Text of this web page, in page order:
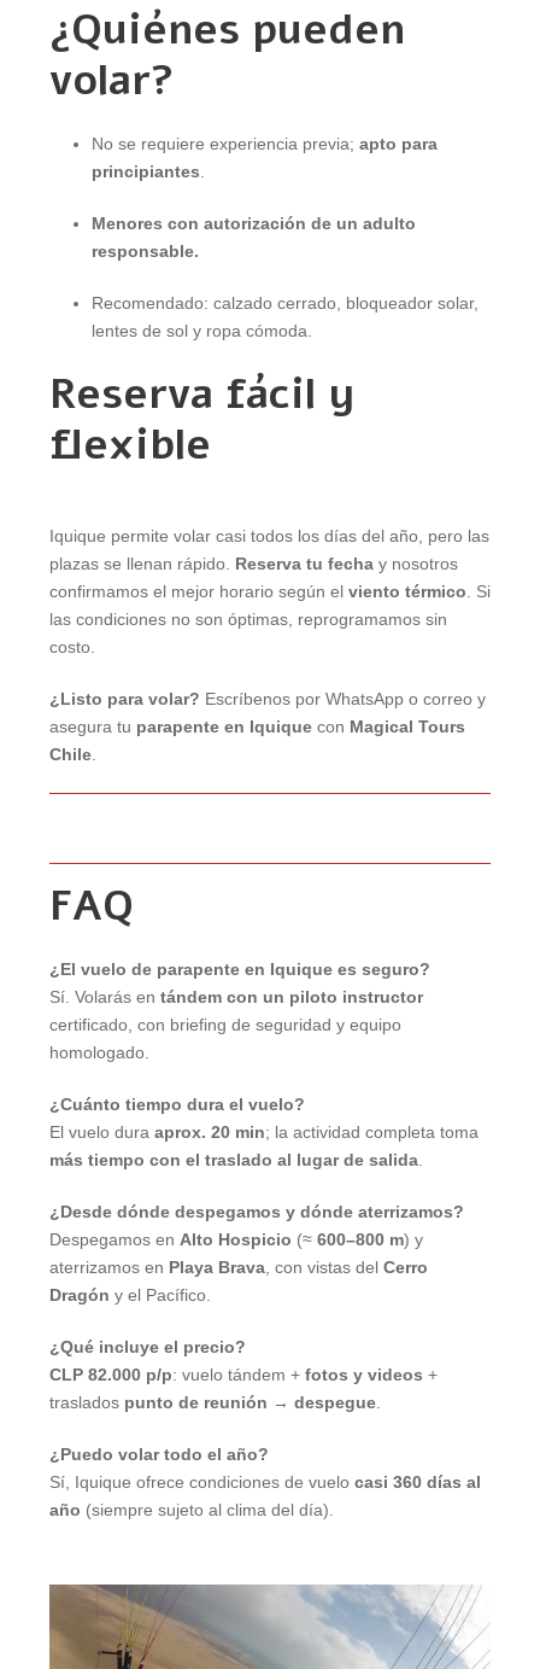
¿Quiénes pueden
volar?
No se requiere experiencia previa; apto para
principiantes
Menores con autorización de un adulto
responsable.
Recomendado: calzado cerrado, bloqueador solar,
lentes de sol y ropa cómoda.
Reserva fácil y
flexible
Iquique permite volar casi todos los días del año, pero las
plazas se llenan rápido. Reserva tu fecha y nosotros
confirmamos el mejor horario según el viento térmico . Si
las condiciones no son óptimas, reprogramamos sin
costo.
¿Listo para volar? Escríbenos por WhatsApp o correo y
asegura tu parapente en Iquique con Magical Tours
Chile
FAQ
¿El vuelo de parapente en Iquique es seguro?
Sí. Volarás en tándem con un piloto instructor
certificado, con briefing de seguridad y equipo
homologado.
¿Cuánto tiempo dura el vuelo?
El vuelo dura aprox. 20 min; la actividad completa toma
más tiempo con el traslado al lugar de salida
¿Desde dónde despegamos y dónde aterrizamos?
Despegamos en Alto Hospicio (≈ 600–800 m) y
aterrizamos en Playa Brava , con vistas del Cerro
Dragón y el Pacífico.
¿Qué incluye el precio?
CLP 82.000 p/p: vuelo tándem + fotos y videos +
traslados punto de reunión → despegue
¿Puedo volar todo el año?
Sí, Iquique ofrece condiciones de vuelo casi 360 días al
año (siempre sujeto al clima del día).